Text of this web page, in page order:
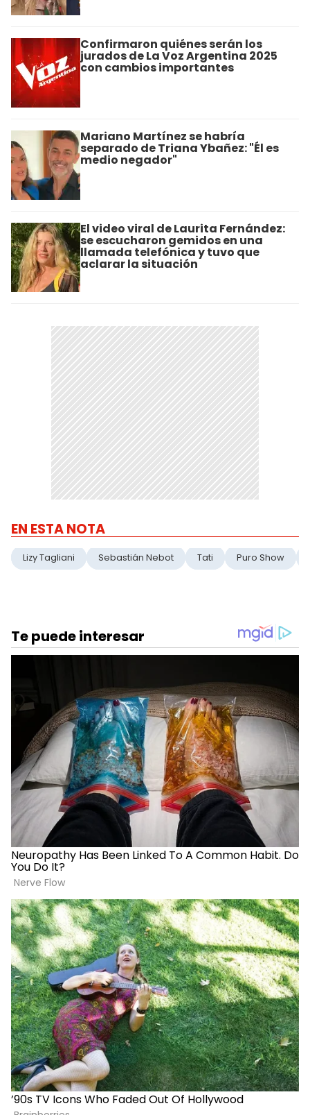
Confirmaron quiénes serán los
jurados de La Voz Argentina 2025
con cambios importantes
Mariano Martínez se habría
separado de Triana Ybañez: "Él es
medio negador"
El video viral de Laurita Fernández:
se escucharon gemidos en una
llamada telefónica y tuvo que
aclarar la situación
EN ESTA NOTA
Lizy Tagliani Sebastián Nebot Tati Puro Show